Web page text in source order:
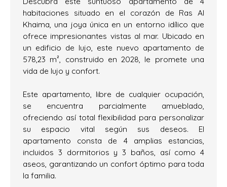
habitaciones situado en el corazón de Ras Al
Khaima, una joya única en un entorno idílico que
ofrece impresionantes vistas al mar. Ubicado en
un edificio de lujo, este nuevo apartamento de
578,23 m², construido en 2028, le promete una
vida de lujo y confort.
Este apartamento, libre de cualquier ocupación,
se encuentra parcialmente amueblado,
ofreciendo así total flexibilidad para personalizar
su espacio vital según sus deseos. El
apartamento consta de 4 amplias estancias,
incluidos 3 dormitorios y 3 baños, así como 4
aseos, garantizando un confort óptimo para toda
la familia.